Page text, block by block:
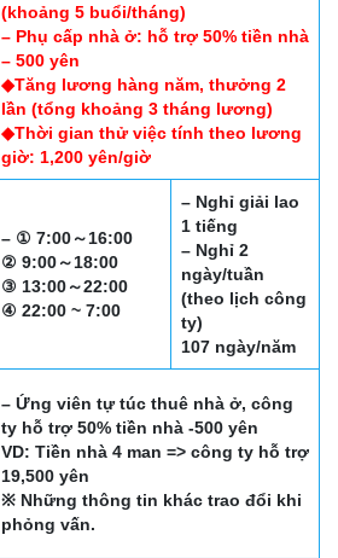
(khoảng 5 buổi/tháng)
– Phụ cấp nhà ở: hỗ trợ 50% tiền nhà
– 500 yên
◆Tăng lương hàng năm, thưởng 2
lần (tổng khoảng 3 tháng lương)
◆Thời gian thử việc tính theo lương
giờ: 1,200 yên/giờ
– ① 7:00～16:00
② 9:00～18:00
③ 13:00～22:00
④ 22:00 ~ 7:00
– Nghỉ giải lao
1 tiếng
– Nghỉ 2
ngày/tuần
(theo lịch công
ty)
107 ngày/năm
– Ứng viên tự túc thuê nhà ở, công
ty hỗ trợ 50% tiền nhà -500 yên
VD: Tiền nhà 4 man => công ty hỗ trợ
19,500 yên
※ Những thông tin khác trao đổi khi
phỏng vấn.